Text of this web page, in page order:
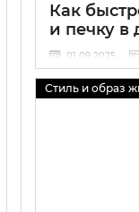
Как
и печку в
01 09 2025
Стиль и образ